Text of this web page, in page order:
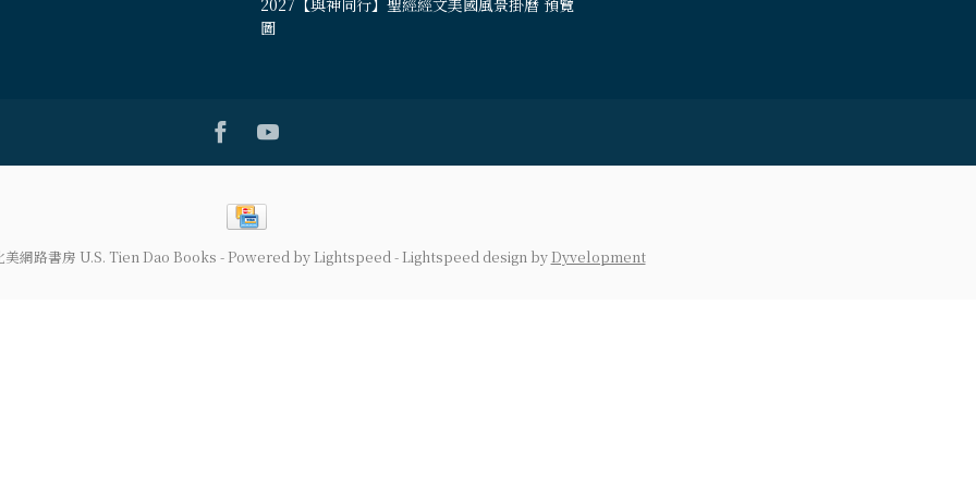
圖
網路書房 U.S. Tien Dao Books - Powered by Lightspeed - Lightspeed design by Dyvelopment